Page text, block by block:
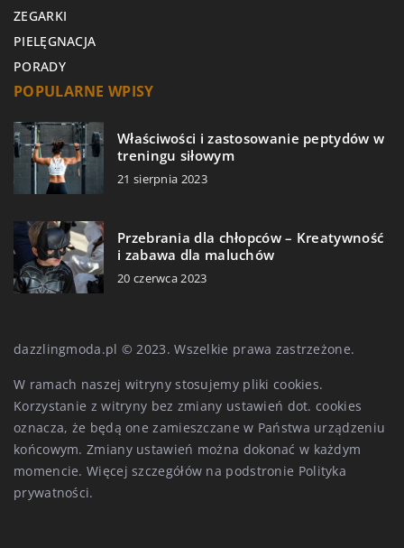
ZEGARKI
PIELĘGNACJA
PORADY
POPULARNE WPISY
Właściwości i zastosowanie peptydów w
treningu siłowym
21 sierpnia 2023
Przebrania dla chłopców – Kreatywność
i zabawa dla maluchów
20 czerwca 2023
dazzlingmoda.pl © 2023. Wszelkie prawa zastrzeżone.
W ramach naszej witryny stosujemy pliki cookies.
Korzystanie z witryny bez zmiany ustawień dot. cookies
oznacza, że będą one zamieszczane w Państwa urządzeniu
końcowym. Zmiany ustawień można dokonać w każdym
momencie. Więcej szczegółów na podstronie Polityka
prywatności.